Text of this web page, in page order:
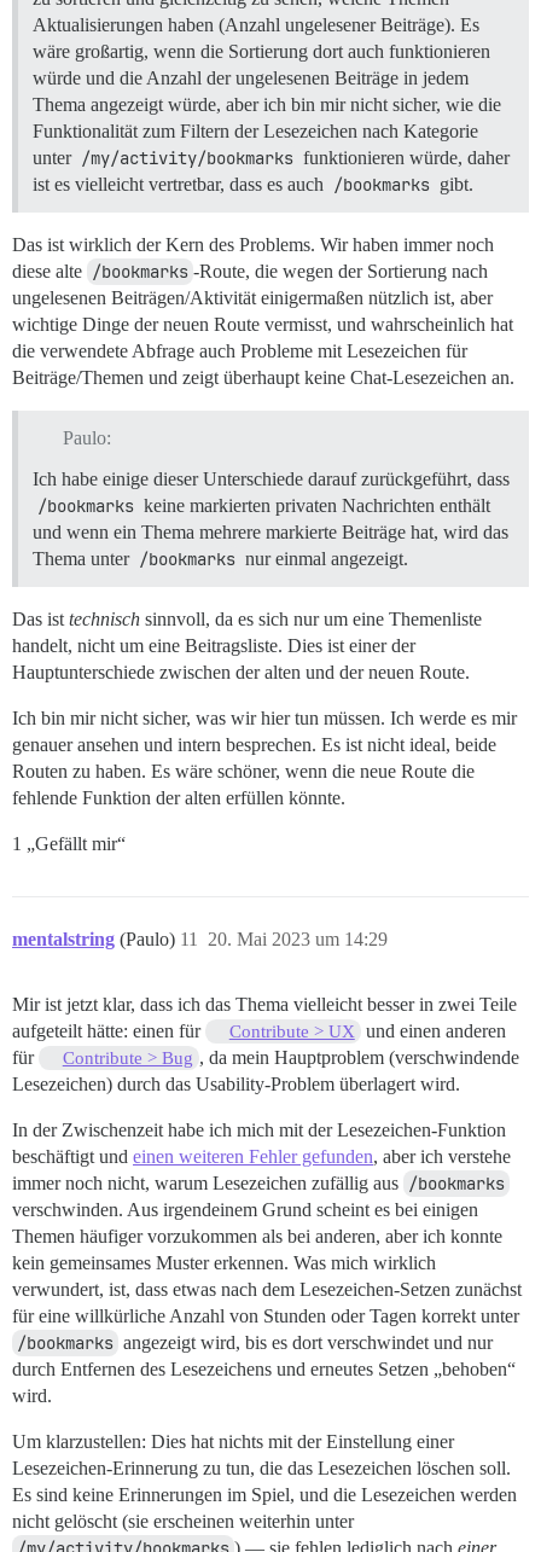
Aktualisierungen haben (Anzahl ungelesener Beiträge). Es
wäre großartig, wenn die Sortierung dort auch funktionieren
würde und die Anzahl der ungelesenen Beiträge in jedem
Thema angezeigt würde, aber ich bin mir nicht sicher, wie die
Funktionalität zum Filtern der Lesezeichen nach Kategorie
unter /my/activity/bookmarks funktionieren würde, daher
ist es vielleicht vertretbar, dass es auch
/bookmarks gibt.
Das ist wirklich der Kern des Problems. Wir haben immer noch
diese alte /bookmarks -Route, die wegen der Sortierung nach
ungelesenen Beiträgen/Aktivität einigermaßen nützlich ist, aber
wichtige Dinge der neuen Route vermisst, und wahrscheinlich hat
die verwendete Abfrage auch Probleme mit Lesezeichen für
Beiträge/Themen und zeigt überhaupt keine Chat-Lesezeichen an.
Paulo:
Ich habe einige dieser Unterschiede darauf zurückgeführt, dass
/bookmarks keine markierten privaten Nachrichten enthält
und wenn ein Thema mehrere markierte Beiträge hat, wird das
Thema unter /bookmarks nur einmal angezeigt.
Das ist technisch sinnvoll, da es sich nur um eine Themenliste
handelt, nicht um eine Beitragsliste. Dies ist einer der
Hauptunterschiede zwischen der alten und der neuen Route.
Ich bin mir nicht sicher, was wir hier tun müssen. Ich werde es mir
genauer ansehen und intern besprechen. Es ist nicht ideal, beide
Routen zu haben. Es wäre schöner, wenn die neue Route die
fehlende Funktion der alten erfüllen könnte.
1 „Gefällt mir“
mentalstring (Paulo) 20. Mai 2023 um 14:29
11
Mir ist jetzt klar, dass ich das Thema vielleicht besser in zwei Teile
aufgeteilt hätte: einen für
Contribute > UX und einen anderen
für
Contribute > Bug , da mein Hauptproblem (verschwindende
Lesezeichen) durch das Usability-Problem überlagert wird.
In der Zwischenzeit habe ich mich mit der Lesezeichen-Funktion
beschäftigt und einen weiteren Fehler gefunden, aber ich verstehe
immer noch nicht, warum Lesezeichen zufällig aus /bookmarks
verschwinden. Aus irgendeinem Grund scheint es bei einigen
Themen häufiger vorzukommen als bei anderen, aber ich konnte
kein gemeinsames Muster erkennen. Was mich wirklich
verwundert, ist, dass etwas nach dem Lesezeichen-Setzen zunächst
für eine willkürliche Anzahl von Stunden oder Tagen korrekt unter
/bookmarks angezeigt wird, bis es dort verschwindet und nur
durch Entfernen des Lesezeichens und erneutes Setzen „behoben“
wird.
Um klarzustellen: Dies hat nichts mit der Einstellung einer
Lesezeichen-Erinnerung zu tun, die das Lesezeichen löschen soll.
Es sind keine Erinnerungen im Spiel, und die Lesezeichen werden
nicht gelöscht (sie erscheinen weiterhin unter